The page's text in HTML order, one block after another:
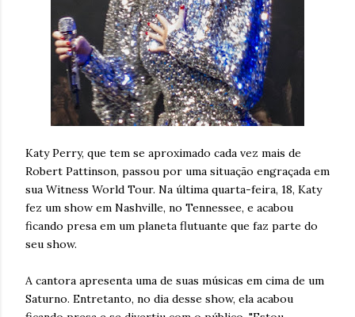
Katy Perry, que tem se aproximado cada vez mais de
Robert Pattinson, passou por uma situação engraçada em
sua Witness World Tour. Na última quarta-feira, 18, Katy
fez um show em Nashville, no Tennessee, e acabou
ficando presa em um planeta flutuante que faz parte do
seu show.
A cantora apresenta uma de suas músicas em cima de um
Saturno. Entretanto, no dia desse show, ela acabou